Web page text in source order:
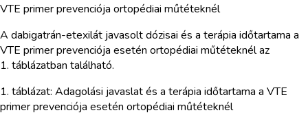
VTE primer prevenciója ortopédiai műtéteknél
A dabigatrán-etexilát javasolt dózisai és a terápia időtartama a
VTE primer prevenciója esetén ortopédiai műtéteknél az
1. táblázatban található.
1. táblázat: Adagolási javaslat és a terápia időtartama a VTE
primer prevenciója esetén ortopédiai műtéteknél